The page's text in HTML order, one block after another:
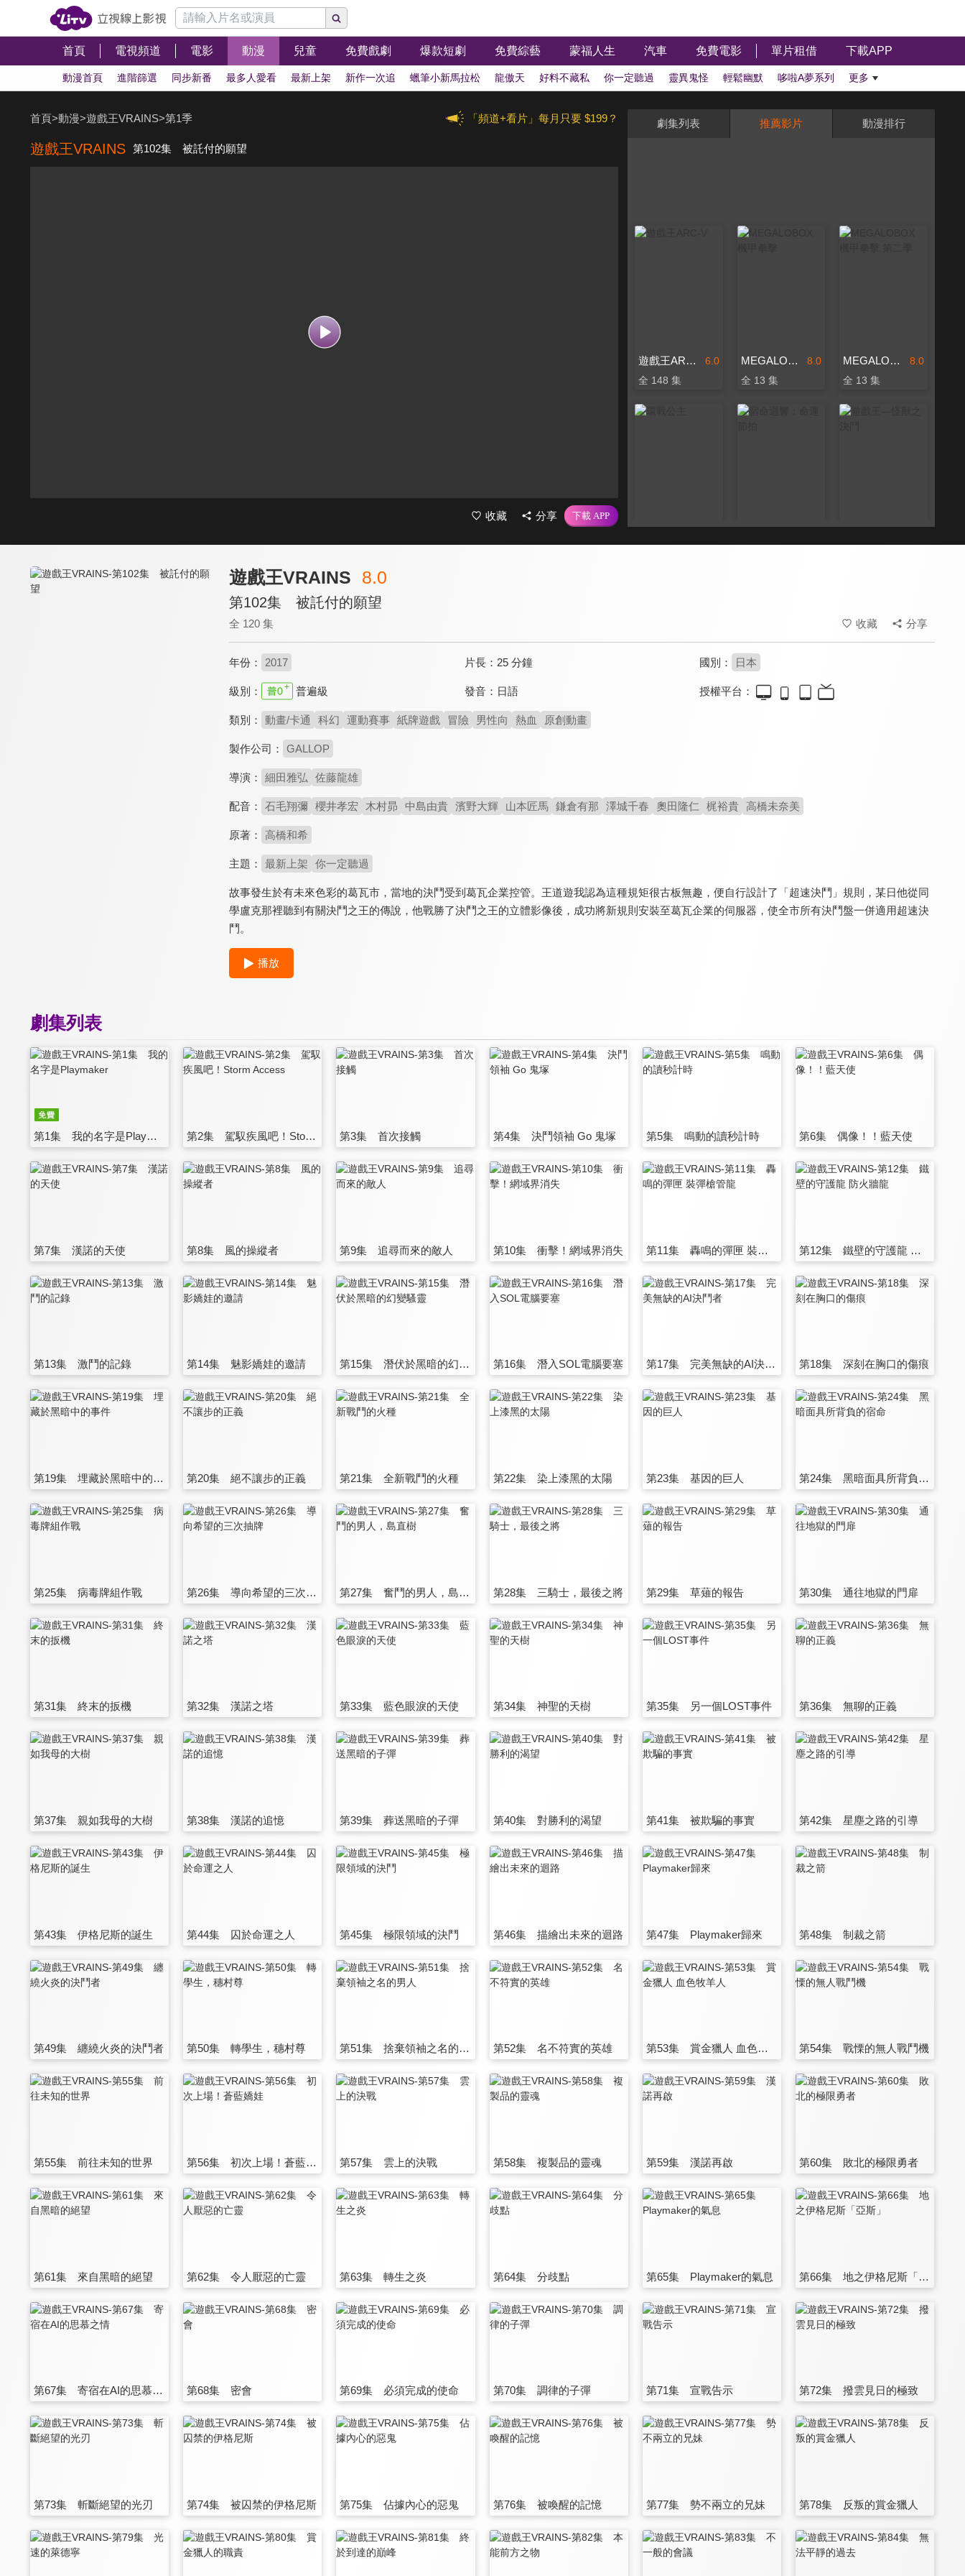
首頁 電視頻道 電影 動漫 兒童 免費戲劇 爆款短劇 免費綜藝 蒙福人生 汽車 免費電影 單片租借 下載APP
動漫首頁 進階篩選 同步新番 最多人愛看 最新上架 新作一次追 蠟筆小新馬拉松 龍傲天 好料不藏私 你一定聽過 靈異鬼怪 輕鬆幽默 哆啦A夢系列 更多
「頻道+看片」每月只要 $199？
首頁>動漫>遊戲王VRAINS>第1季
遊戲王VRAINS 第102集 被託付的願望
收藏 分享
劇集列表 推薦影片 動漫排行
6.0
遊戲王ARC-V
全 148 集
8.0
MEGALOBOX 機甲拳擊
全 13 集
8.0
MEGALOBOX 機甲拳擊 第二季
全 13 集
8.0
TRIBE NINE
全 12 集
8.8
格萊普尼爾
全 13 集
8.1
幕末替身傳說
全 12 集
遊戲王VRAINS 8.0
第102集 被託付的願望
全 120 集 收藏 分享
年份： 2017 片長： 25 分鐘 國別： 日本
級別： 普遍級 發音： 日語 授權平台：
類別： 動畫/卡通 科幻 運動賽事 紙牌遊戲 冒險 男性向 熱血 原創動畫
製作公司： GALLOP
導演： 細田雅弘 佐藤龍雄
配音： 石毛翔彌 櫻井孝宏 木村昴 中島由貴 濱野大輝 山本匠馬 鎌倉有那 澤城千春 奧田隆仁 梶裕貴 高橋未奈美
原著： 高橋和希
主題： 最新上架 你一定聽過
故事發生於有未來色彩的葛瓦市，當地的決鬥受到葛瓦企業控管。王道遊我認為這種規矩很古板無趣，便自行設計了「超速決鬥」規則，某日他從同
學盧克那裡聽到有關決鬥之王的傳說，他戰勝了決鬥之王的立體影像後，成功將新規則安裝至葛瓦企業的伺服器，使全市所有決鬥盤一併適用超速決
鬥。
播放
劇集列表
第1集 我的名字是Playmaker 第2集 駕馭疾風吧！Storm Access 第3集 首次接觸 第4集 決鬥領袖 Go 鬼塚 第5集 鳴動的讀秒計時 第6集 偶像！！藍天使
第7集 漢諾的天使 第8集 風的操縱者 第9集 追尋而來的敵人 第10集 衝擊！網域界消失 第11集 轟鳴的彈匣 裝彈槍管龍 第12集 鐵壁的守護龍 防火牆龍
第13集 激鬥的記錄 第14集 魅影嬌娃的邀請 第15集 潛伏於黑暗的幻變騷靈 第16集 潛入SOL電腦要塞 第17集 完美無缺的AI決鬥者 第18集 深刻在胸口的傷痕
第19集 埋藏於黑暗中的事件 第20集 絕不讓步的正義 第21集 全新戰鬥的火種 第22集 染上漆黑的太陽 第23集 基因的巨人 第24集 黑暗面具所背負的宿命
第25集 病毒牌組作戰 第26集 導向希望的三次抽牌 第27集 奮鬥的男人，島直樹 第28集 三騎士，最後之將 第29集 草薙的報告 第30集 通往地獄的門扉
第31集 終末的扳機 第32集 漢諾之塔 第33集 藍色眼淚的天使 第34集 神聖的天樹 第35集 另一個LOST事件 第36集 無聊的正義
第37集 親如我母的大樹 第38集 漢諾的追憶 第39集 葬送黑暗的子彈 第40集 對勝利的渴望 第41集 被欺騙的事實 第42集 星塵之路的引導
第43集 伊格尼斯的誕生 第44集 囚於命運之人 第45集 極限領域的決鬥 第46集 描繪出未來的迴路 第47集 Playmaker歸來 第48集 制裁之箭
第49集 纏繞火炎的決鬥者 第50集 轉學生，穗村尊 第51集 捨棄領袖之名的男人 第52集 名不符實的英雄 第53集 賞金獵人 血色牧羊人 第54集 戰慄的無人戰鬥機
第55集 前往未知的世界 第56集 初次上場！蒼藍嬌娃 第57集 雲上的決戰 第58集 複製品的靈魂 第59集 漢諾再啟 第60集 敗北的極限勇者
第61集 來自黑暗的絕望 第62集 令人厭惡的亡靈 第63集 轉生之炎 第64集 分歧點 第65集 Playmaker的氣息 第66集 地之伊格尼斯「亞斯」
第67集 寄宿在AI的思慕之情 第68集 密會 第69集 必須完成的使命 第70集 調律的子彈 第71集 宣戰告示 第72集 撥雲見日的極致
第73集 斬斷絕望的光刃 第74集 被囚禁的伊格尼斯 第75集 佔據內心的惡鬼 第76集 被喚醒的記憶 第77集 勢不兩立的兄妹 第78集 反叛的賞金獵人